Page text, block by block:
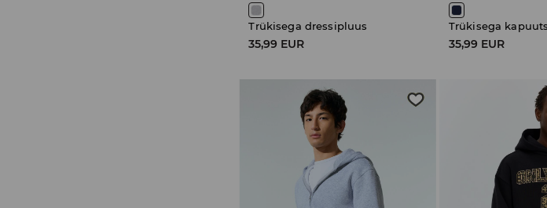
Trükisega dressipluus
35,99 EUR 35,99 EUR